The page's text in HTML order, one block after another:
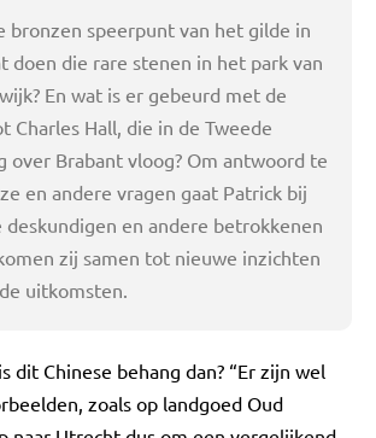
bronzen speerpunt van het gilde in
doen die rare stenen in het park van
En wat is er gebeurd met de
Charles Hall, die in de Tweede
over Brabant vloog? Om antwoord te
en andere vragen gaat Patrick bij
deskundigen en andere betrokkenen
zij samen tot nieuwe inzichten
uitkomsten.
dit Chinese behang dan? “Er zijn wel
zoals op landgoed Oud